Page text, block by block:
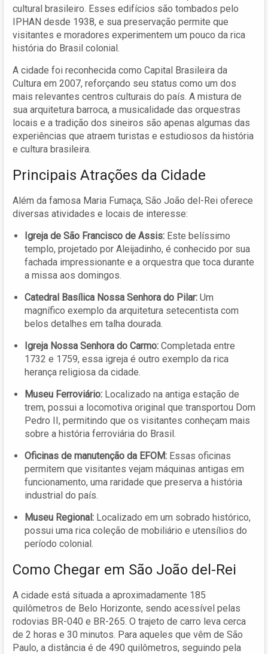
cultural brasileiro. Esses edifícios são tombados pelo
IPHAN desde 1938, e sua preservação permite que
visitantes e moradores experimentem um pouco da rica
história do Brasil colonial.
A cidade foi reconhecida como Capital Brasileira da
Cultura em 2007, reforçando seu status como um dos
mais relevantes centros culturais do país. A mistura de
sua arquitetura barroca, a musicalidade das orquestras
locais e a tradição dos sineiros são apenas algumas das
experiências que atraem turistas e estudiosos da história
e cultura brasileira.
Principais Atrações da Cidade
Além da famosa Maria Fumaça, São João del-Rei oferece
diversas atividades e locais de interesse:
Igreja de São Francisco de Assis: Este belíssimo
templo, projetado por Aleijadinho, é conhecido por sua
fachada impressionante e a orquestra que toca durante
a missa aos domingos.
Catedral Basílica Nossa Senhora do Pilar: Um
magnífico exemplo da arquitetura setecentista com
belos detalhes em talha dourada.
Igreja Nossa Senhora do Carmo: Completada entre
1732 e 1759, essa igreja é outro exemplo da rica
herança religiosa da cidade.
Museu Ferroviário: Localizado na antiga estação de
trem, possui a locomotiva original que transportou Dom
Pedro II, permitindo que os visitantes conheçam mais
sobre a história ferroviária do Brasil.
Oficinas de manutenção da EFOM: Essas oficinas
permitem que visitantes vejam máquinas antigas em
funcionamento, uma raridade que preserva a história
industrial do país.
Museu Regional: Localizado em um sobrado histórico,
possui uma rica coleção de mobiliário e utensílios do
período colonial.
Como Chegar em São João del-Rei
A cidade está situada a aproximadamente 185
quilômetros de Belo Horizonte, sendo acessível pelas
rodovias BR-040 e BR-265. O trajeto de carro leva cerca
de 2 horas e 30 minutos. Para aqueles que vêm de São
Paulo, a distância é de 490 quilômetros, seguindo pela